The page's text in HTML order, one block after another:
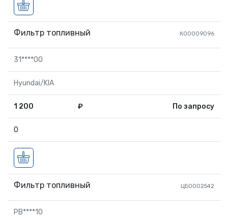
Фильтр топливный КО0009096
31****00
Hyundai/KIA
1 200 ₽ По запросу
0
Фильтр топливный ЦБ0002542
PB****10